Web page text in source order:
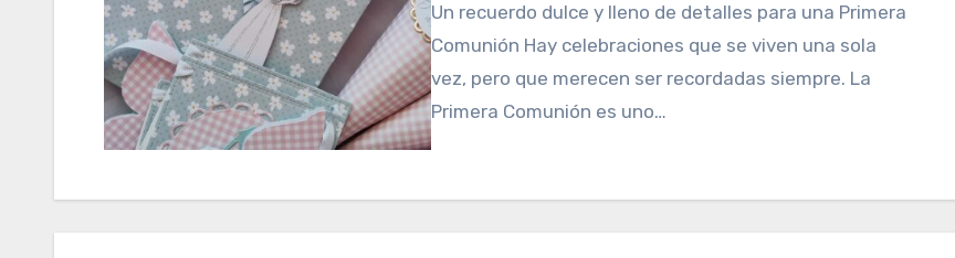
Un recuerdo dulce y lleno de detalles para una Primera
Comunión Hay celebraciones que se viven una sola
vez, pero que merecen ser recordadas siempre. La
Primera Comunión es uno…